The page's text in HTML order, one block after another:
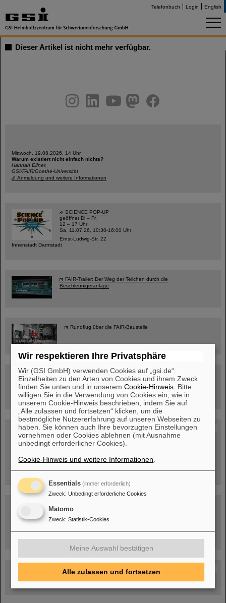
Telefonbuch Login English
Dieser Artikel ist nicht mehr verfügbar.
youtubehelmholtz.socialfacebook
Mittwoch, 19.08.2026, 14 Uhr
Warum existiert nicht einfach nichts?
Hannah Elfner,
GSI/FAIR/Goethe-Universität
Anmeldung und weitere Informationen
SCIENCE POP-UP
geöffnet Di – Fr,
12 – 17 Uhr
Sa, 11.07.26, 10:30-16:00 Uhr
Ernst-Ludwig-Str. 22
Innenstadt Darmstadt
FAIR-Trailer: Der Weg der Teilchen durch die
Beschleunigeranlage
Rundflug über die FAIR-Baustelle
Besichtigung von GSI/FAIR –
jetzt Termin buchen!
Blog Beam On
Menschen ...hinter GSI und FAIR.
GSI-FAIR Kolloquium
Wir respektieren Ihre Privatsphäre
Wir (GSI GmbH) verwenden Cookies auf „gsi.de“.
Einzelheiten zu den Arten von Cookies und ihrem Zweck
finden Sie unten und in unseremCookie-Hinweis . Bitte
willigen Sie in die Verwendung von Cookies ein, wie in
unserem Cookie-Hinweis beschrieben, indem Sie auf
„Alle zulassen und fortsetzen“ klicken, um die
bestmögliche Nutzererfahrung auf unseren Webseiten zu
haben. Sie können auch Ihre bevorzugten Einstellungen
vornehmen oder Cookies ablehnen (mit Ausnahme
unbedingt erforderlicher Cookies).
Cookie-Hinweis und weitere Informationen
Essentials (immer erforderlich)
Zweck: Unbedingt erforderliche Cookies
Matomo
Zweck: Statistik-Cookies
Meine Auswahl bestätigen
Alle zulassen und fortsetzen